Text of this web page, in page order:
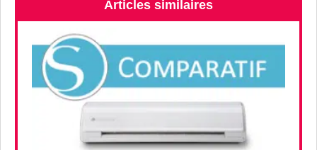
Articles similaires